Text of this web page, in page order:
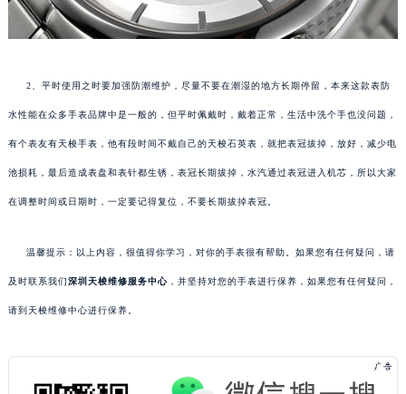
2、平时使用之时要加强防潮维护，尽量不要在潮湿的地方长期停留，本来这款表防
水性能在众多手表品牌中是一般的，但平时佩戴时，戴着正常，生活中洗个手也没问题，
有个表友有天梭手表，他有段时间不戴自己的天梭石英表，就把表冠拔掉，放好，减少电
池损耗，最后造成表盘和表针都生锈，表冠长期拔掉，水汽通过表冠进入机芯，所以大家
在调整时间或日期时，一定要记得复位，不要长期拔掉表冠。
温馨提示：以上内容，很值得你学习，对你的手表很有帮助。如果您有任何疑问，请
及时联系我们深圳天梭维修服务中心，并坚持对您的手表进行保养，如果您有任何疑问，
请到天梭维修中心进行保养。